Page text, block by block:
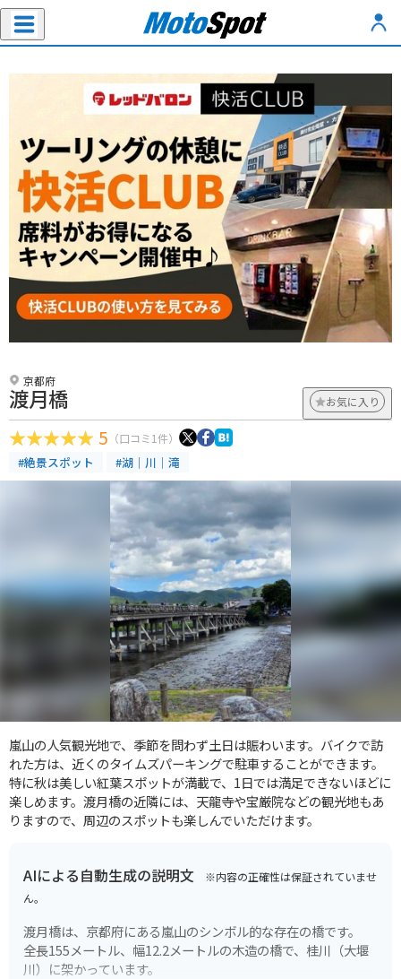
京都府
渡月橋 お気に入り
5 （口コミ1件）
#絶景スポット #湖｜川｜滝
嵐山の人気観光地で、季節を問わず土日は賑わいます。バイクで訪
れた方は、近くのタイムズパーキングで駐車することができます。
特に秋は美しい紅葉スポットが満載で、1日では満足できないほどに
楽しめます。渡月橋の近隣には、天龍寺や宝厳院などの観光地もあ
りますので、周辺のスポットも楽しんでいただけます。
AIによる自動生成の説明文 ※内容の正確性は保証されていませ
ん。
渡月橋は、京都府にある嵐山のシンボル的な存在の橋です。
全長155メートル、幅12.2メートルの木造の橋で、桂川（大堰
川）に架かっています。